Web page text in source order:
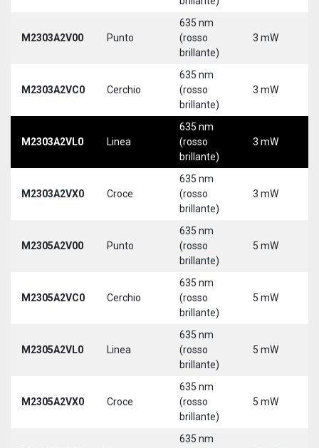
M2303A2V00 Punto
635 nm
(rosso
brillante)
3 mW
M2303A2VC0 Cerchio
635 nm
(rosso
brillante)
3 mW
M2303A2VL0 Linea
635 nm
(rosso
brillante)
3 mW
M2303A2VX0 Croce
635 nm
(rosso
brillante)
3 mW
M2305A2V00 Punto
635 nm
(rosso
brillante)
5 mW
M2305A2VC0 Cerchio
635 nm
(rosso
brillante)
5 mW
M2305A2VL0 Linea
635 nm
(rosso
brillante)
5 mW
M2305A2VX0 Croce
635 nm
(rosso
brillante)
5 mW
635 nm